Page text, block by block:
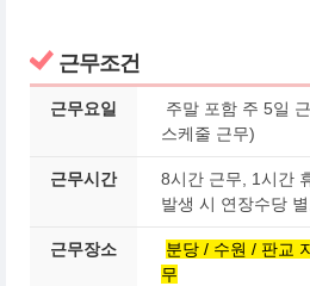
근무조건
근무요일
주말 포함 주 5일
스케줄 근무)
근무시간
8시간 근무, 1시간
발생 시 연장수당
근무장소
분당 / 수원 / 판교
무